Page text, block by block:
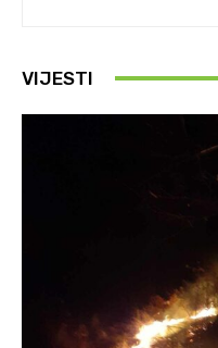
VIJESTI